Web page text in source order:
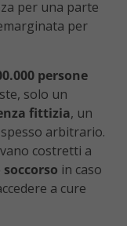
per una parte
per
persone
solo un
fittizia, un
arbitrario.
costretti a
in caso
a cure